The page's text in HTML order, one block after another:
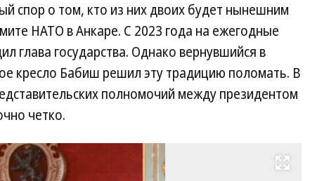
спор о том, кто из них двоих будет нынешним
НАТО в Анкаре. С 2023 года на ежегодные
глава государства. Однако вернувшийся в
кресло Бабиш решил эту традицию поломать. В
полномочий между президентом
четко.
Развернуть на весь экран